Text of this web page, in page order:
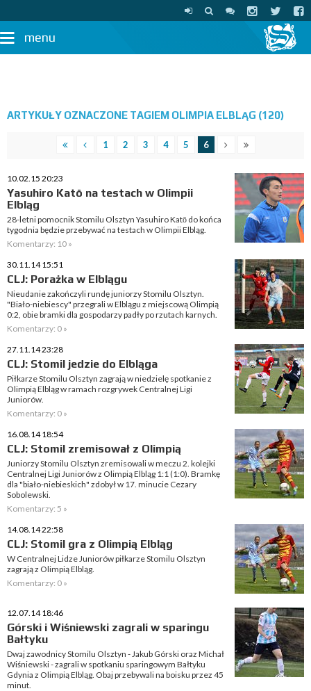
menu
ARTYKUŁY OZNACZONE TAGIEM OLIMPIA ELBLĄG (120)
1 2 3 4 5 6
10.02.15 20:23
Yasuhiro Katō na testach w Olimpii
Elbląg
28-letni pomocnik Stomilu Olsztyn Yasuhiro Katō do końca
tygodnia będzie przebywać na testach w Olimpii Elbląg.
Komentarzy: 10 »
30.11.14 15:51
CLJ: Porażka w Elblągu
Nieudanie zakończyli rundę juniorzy Stomilu Olsztyn.
"Biało-niebiescy" przegrali w Elblągu z miejscową Olimpią
0:2, obie bramki dla gospodarzy padły po rzutach karnych.
Komentarzy: 0 »
27.11.14 23:28
CLJ: Stomil jedzie do Elbląga
Piłkarze Stomilu Olsztyn zagrają w niedzielę spotkanie z
Olimpią Elbląg w ramach rozgrywek Centralnej Ligi
Juniorów.
Komentarzy: 0 »
16.08.14 18:54
CLJ: Stomil zremisował z Olimpią
Juniorzy Stomilu Olsztyn zremisowali w meczu 2. kolejki
Centralnej Ligi Juniorów z Olimpią Elbląg 1:1 (1:0). Bramkę
dla "biało-niebieskich" zdobył w 17. minucie Cezary
Sobolewski.
Komentarzy: 5 »
14.08.14 22:58
CLJ: Stomil gra z Olimpią Elbląg
W Centralnej Lidze Juniorów piłkarze Stomilu Olsztyn
zagrają z Olimpią Elbląg.
Komentarzy: 0 »
12.07.14 18:46
Górski i Wiśniewski zagrali w sparingu
Bałtyku
Dwaj zawodnicy Stomilu Olsztyn - Jakub Górski oraz Michał
Wiśniewski - zagrali w spotkaniu sparingowym Bałtyku
Gdynia z Olimpią Elbląg. Obaj przebywali na boisku przez 45
minut.